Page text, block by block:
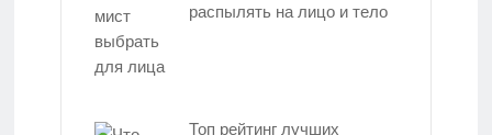
распылять на лицо и тело
Топ рейтинг лучших